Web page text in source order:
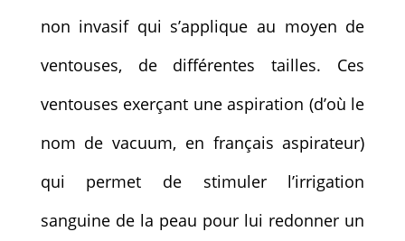
non invasif qui s’applique au moyen de
ventouses, de différentes tailles. Ces
ventouses exerçant une aspiration (d’où le
nom de vacuum, en français aspirateur)
qui permet de stimuler l’irrigation
sanguine de la peau pour lui redonner un